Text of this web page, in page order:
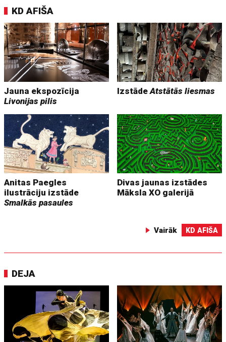
KD AFIŠA
Jauna ekspozīcija
Livonijas pilis
IzstādeAtstātās liesmas
Anitas Paegles
ilustrāciju izstāde
Smalkās pasaules
Divas jaunas izstādes
Māksla XO galerijā
Vairāk KD AFIŠA
DEJA